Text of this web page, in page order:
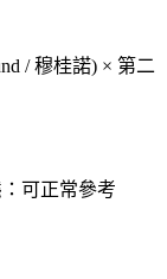
/ 穆桂諾) × 第二
可正常參考